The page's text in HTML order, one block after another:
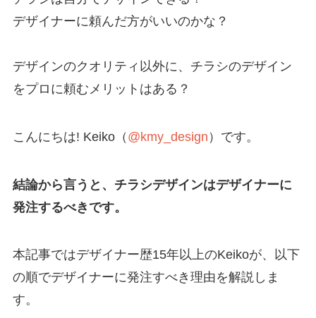
デザイナーに頼んだ方がいいのかな？
デザインのクオリティ以外に、チラシのデザイン
をプロに頼むメリットはある？
こんにちは! Keiko（ @kmy_design ）です。
結論から言うと、チラシデザインはデザイナーに
発注するべきです。
本記事ではデザイナー歴15年以上のKeikoが、以下
の順でデザイナーに発注すべき理由を解説しま
す。